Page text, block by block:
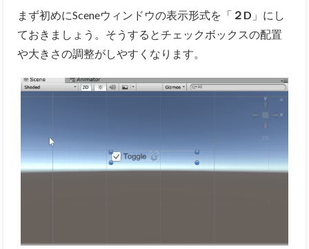
まず初めにSceneウィンドウの表示形式を「 ２D 」にし
ておきましょう。そうするとチェックボックスの配置
や大きさの調整がしやすくなります。